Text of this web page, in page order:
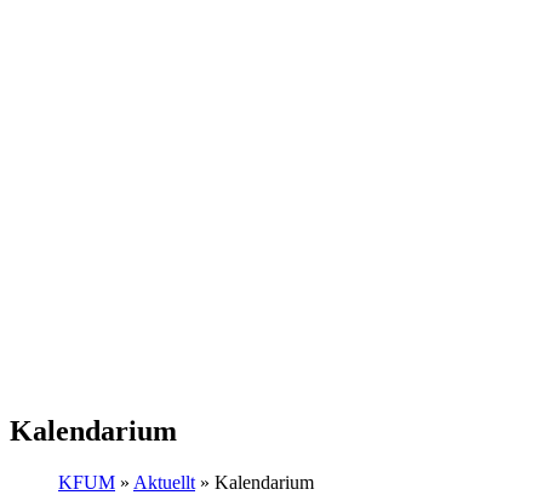
Kalendarium
KFUM » Aktuellt » Kalendarium